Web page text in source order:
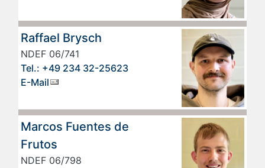
Raffael Brysch
NDEF 06/741
Tel.: +49 234 32-25623
E-Mail
Marcos Fuentes de
Frutos
NDEF 06/798